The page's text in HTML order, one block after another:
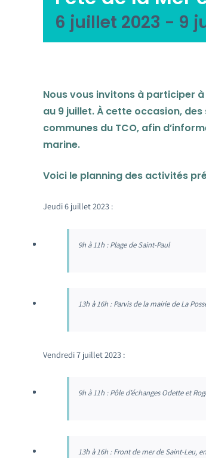
6 juillet 2023 - 9
Nous vous invitons à participer
au 9 juillet. À cette occasion,
communes du TCO, afin
marine.
Voici le planning des activités
Jeudi 6 juillet 2023 :
9h à 11h : Plage de Saint-Paul
13h à 16h : Parvis de la mairie de La
Vendredi 7 juillet 2023 :
9h à 11h : Pôle d’échanges Odette et
13h à 16h : Front de mer de Saint-Leu,